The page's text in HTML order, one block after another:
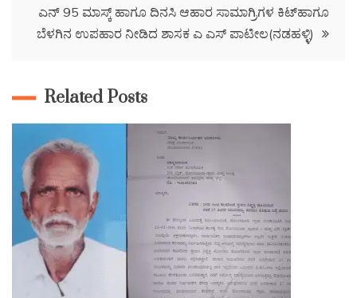
ಎನ್ 95 ಮಾಸ್ಕ್ ಹಾಗೂ ದಿನಸಿ ಆಹಾರ ಸಾಮಾಗ್ರಿಗಳ ಕಿಟ್‌ಹಾಗೂ
ಬೆಳಗಿನ ಉಪಹಾರ ನೀಡಿದ ಶಾಸಕ ಎ ಎಸ್ ಪಾಟೀಲ(ನಡಹಳ್ಳಿ)
Related Posts